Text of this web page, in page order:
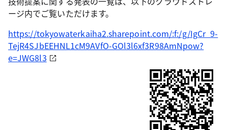
ージ内でご覧いただけます。
https://tokyowaterkaiha2.sharepoint.com/:f:/g/IgCr_9-
TejR4SJbEEHNL1cM9AVfO-GOl3l6xf3R98AmNpow?
e=JWG8l3